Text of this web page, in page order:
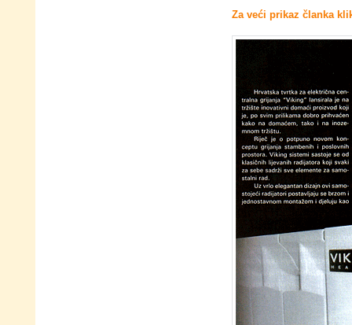
Za veći prikaz članka